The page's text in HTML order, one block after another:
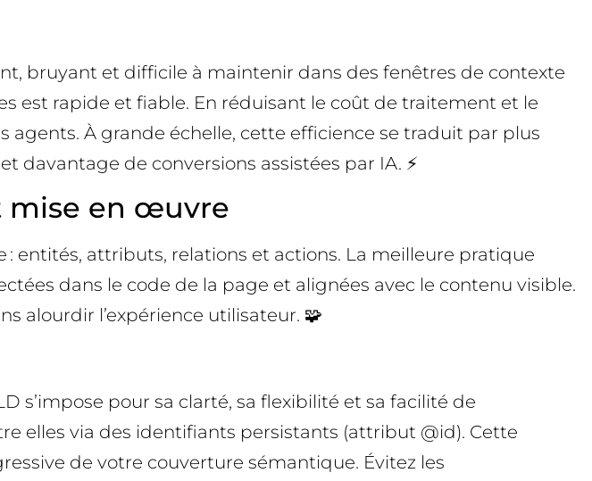
bruyant et difficile à maintenir dans des fenêtres de contexte
est rapide et fiable. En réduisant le coût de traitement et le
agents. À grande échelle, cette efficience se traduit par plus
davantage de conversions assistées par IA. ⚡
mise en œuvre
entités, attributs, relations et actions. La meilleure pratique
dans le code de la page et alignées avec le contenu visible.
alourdir l’expérience utilisateur. 🧩
s’impose pour sa clarté, sa flexibilité et sa facilité de
elles via des identifiants persistants (attribut @id). Cette
de votre couverture sémantique. Évitez les